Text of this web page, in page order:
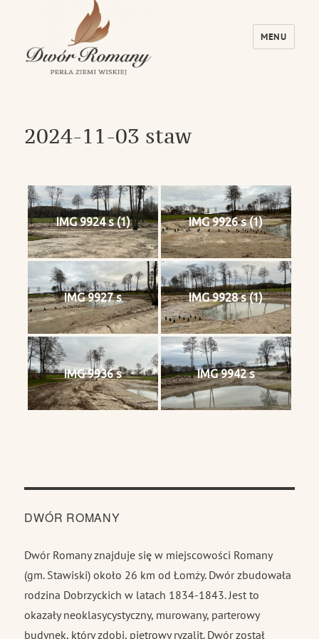
MENU
2024-11-03 staw
IMG 9924 s (1) IMG 9926 s (1)
IMG 9927 s IMG 9928 s (1)
IMG 9936 s IMG 9942 s
DWÓR ROMANY
Dwór Romany znajduje się w miejscowości Romany
(gm. Stawiski) około 26 km od Łomży. Dwór zbudowała
rodzina Dobrzyckich w latach 1834-1843. Jest to
okazały neoklasycystyczny, murowany, parterowy
budynek, który zdobi, piętrowy ryzalit. Dwór został